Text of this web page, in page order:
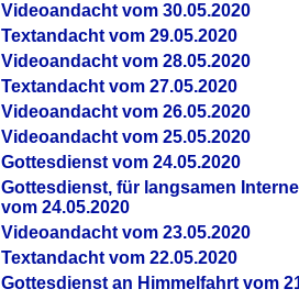
Videoandacht vom 30.05.2020
Textandacht vom 29.05.2020
Videoandacht vom 28.05.2020
Textandacht vom 27.05.2020
Videoandacht vom 26.05.2020
Videoandacht vom 25.05.2020
Gottesdienst vom 24.05.2020
Gottesdienst, für langsamen
vom 24.05.2020
Videoandacht vom 23.05.2020
Textandacht vom 22.05.2020
Gottesdienst an Himmelfahrt vom